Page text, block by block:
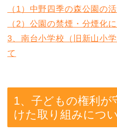
（1）中野四季の森公園の
（2）公園の禁煙・分煙化
3、南台小学校（旧新山小
て
1、子どもの権利が
けた取り組みにつ